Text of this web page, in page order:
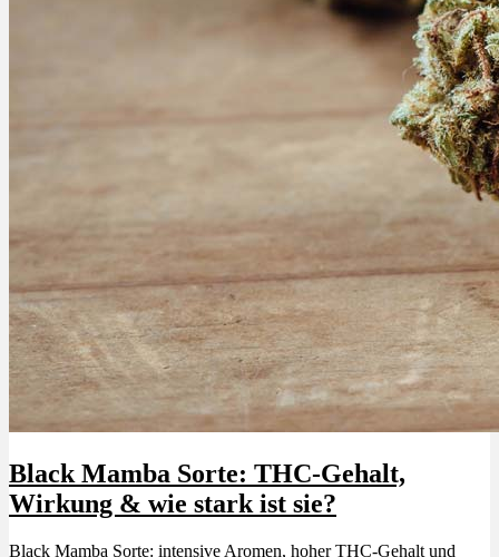
Black Mamba Sorte: THC-Gehalt,
Wirkung & wie stark ist sie?
Black Mamba Sorte: intensive Aromen, hoher THC-Gehalt und